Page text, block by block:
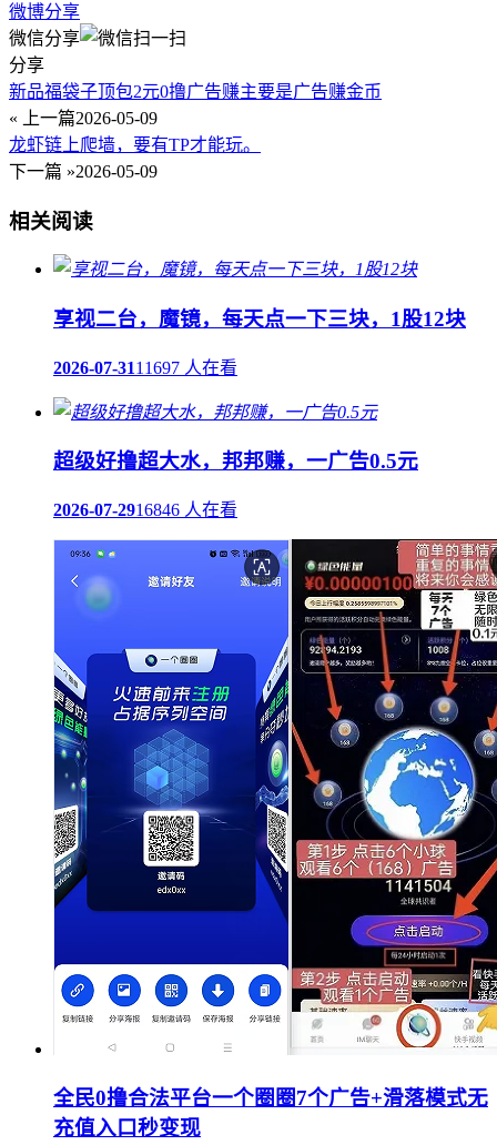
微博分享
微信分享
分享
新品福袋子顶包2元0撸广告赚主要是广告赚金币
« 上一篇2026-05-09
龙虾链上爬墙，要有TP才能玩。
下一篇 »2026-05-09
相关阅读
享视二台，魔镜，每天点一下三块，1股12块
2026-07-3111697 人在看
超级好撸超大水，邦邦赚，一广告0.5元
2026-07-2916846 人在看
全民0撸合法平台一个圈圈7个广告+滑落模式无
充值入口秒变现